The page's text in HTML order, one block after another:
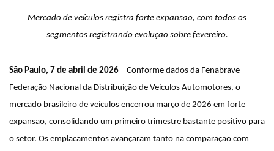
Mercado de veículos registra forte expansão, com todos os
segmentos registrando evolução sobre fevereiro.
São Paulo, 7 de abril de 2026 – Conforme dados da Fenabrave –
Federação Nacional da Distribuição de Veículos Automotores, o
mercado brasileiro de veículos encerrou março de 2026 em forte
expansão, consolidando um primeiro trimestre bastante positivo para
o setor. Os emplacamentos avançaram tanto na comparação com